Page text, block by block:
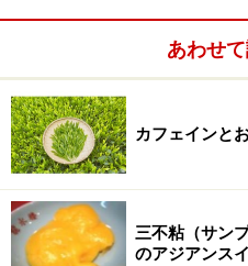
あわせ
カフェインと
三不粘（サン
のアジアンス